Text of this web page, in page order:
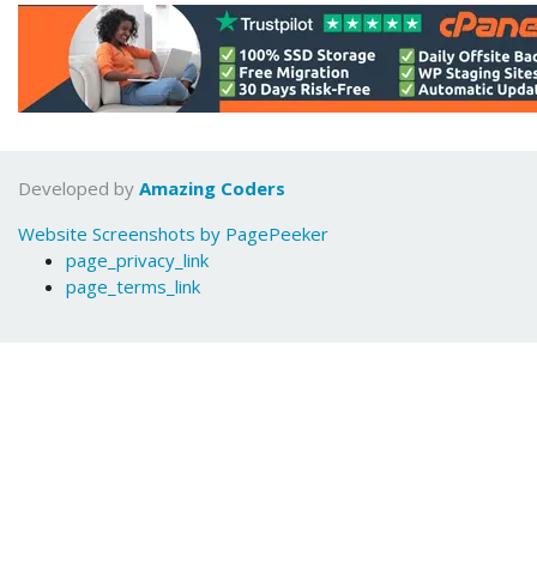
Developed by Amazing Coders
Website Screenshots by PagePeeker
page_privacy_link
page_terms_link